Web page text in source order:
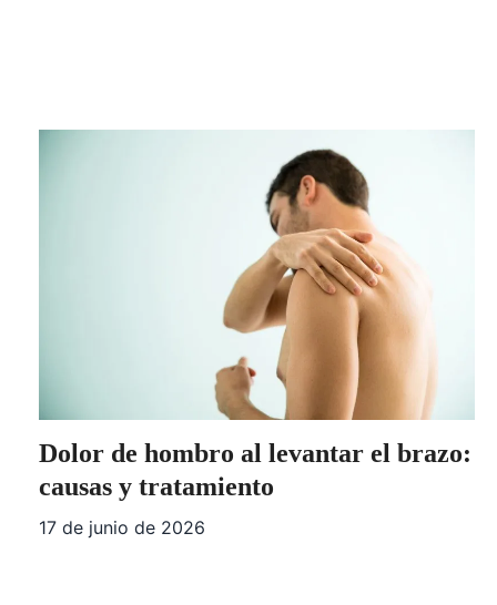
Dolor de hombro al levantar el brazo:
causas y tratamiento
17 de junio de 2026